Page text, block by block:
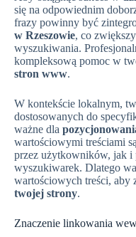
się na odpowiednim
frazy powinny być
w Rzeszowie, co
wyszukiwania.
kompleksową pomoc w
stron www.
W kontekście lokalnym,
dostosowanych do
ważne dla
wartościowymi treściami
przez użytkowników, jak i
wyszukiwarek. Dlatego
wartościowych treści, aby
twojej strony.
Znaczenie linkowania